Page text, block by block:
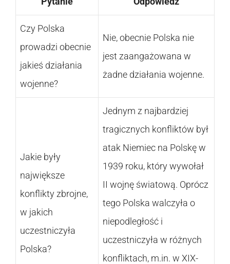
Czy Polska
prowadzi obecnie
jakieś działania
wojenne?
Nie, obecnie Polska nie
jest zaangażowana w
żadne działania wojenne.
Jakie były
największe
konflikty zbrojne,
w jakich
uczestniczyła
Polska?
Jednym z najbardziej
tragicznych konfliktów był
atak Niemiec na Polskę w
1939 roku, który wywołał
II wojnę światową. Oprócz
tego Polska walczyła o
niepodległość i
uczestniczyła w różnych
konfliktach, m.in. w XIX-